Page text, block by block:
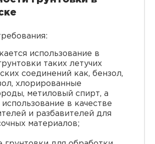
использование в
таких летучих
соединений как, бензол,
хлорированные
метиловый спирт, а
в качестве
и разбавителей для
материалов;